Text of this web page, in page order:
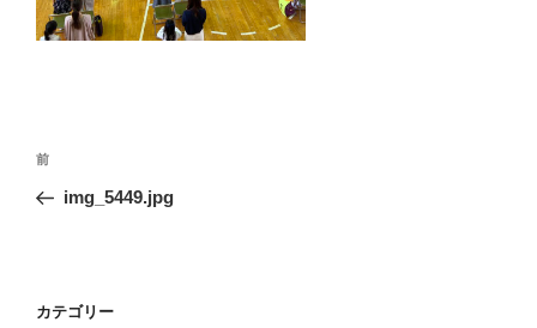
投
ナ
ー
前
の
前
img_5449.jpg
カテゴリー